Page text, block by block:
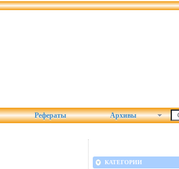
Рефераты Архивы
КАТЕГОРИИ